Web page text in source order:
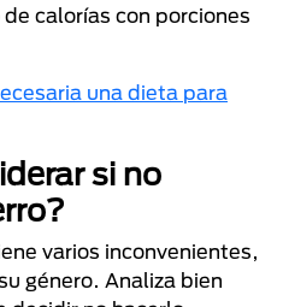
calorías con porciones
una dieta para
si no
varios inconvenientes,
género. Analiza bien